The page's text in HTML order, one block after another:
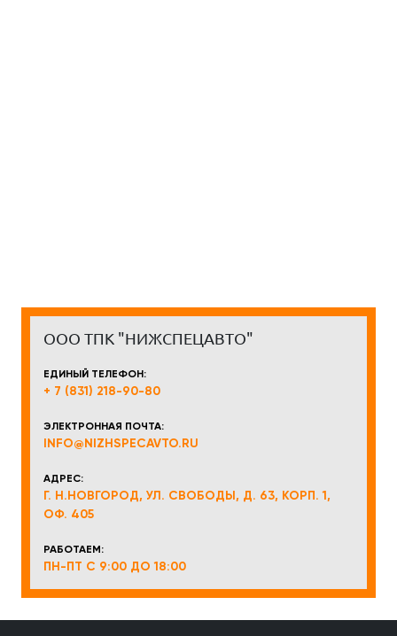
ООО ТПК "НИЖСПЕЦАВТО"
ЕДИНЫЙ ТЕЛЕФОН:
+ 7 (831) 218-90-80
ЭЛЕКТРОННАЯ ПОЧТА:
INFO@NIZHSPECAVTO.RU
АДРЕС:
Г. Н.НОВГОРОД, УЛ. СВОБОДЫ, Д. 63, КОРП. 1,
ОФ. 405
РАБОТАЕМ:
ПН-ПТ С 9:00 ДО 18:00